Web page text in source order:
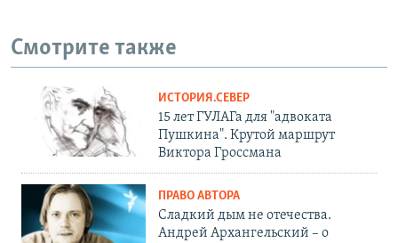
Смотрите также
ИСТОРИЯ.СЕВЕР
15 лет ГУЛАГа для "адвоката
Пушкина". Крутой маршрут
Виктора Гроссмана
ПРАВО АВТОРА
Сладкий дым не отечества.
Андрей Архангельский – о